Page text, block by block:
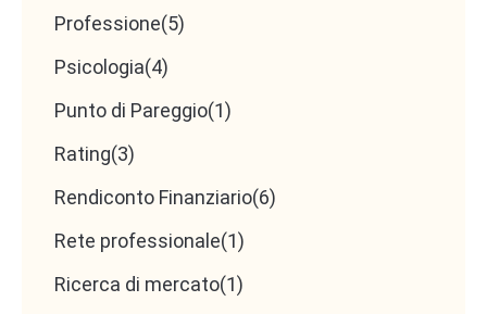
Professione(5)
Psicologia(4)
Punto di Pareggio(1)
Rating(3)
Rendiconto Finanziario(6)
Rete professionale(1)
Ricerca di mercato(1)